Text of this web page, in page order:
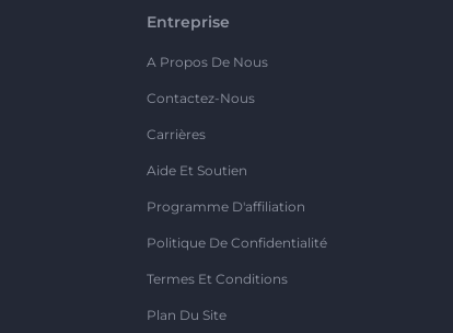
Entreprise
A Propos De Nous
Contactez-Nous
Carrières
Aide Et Soutien
Programme D'affiliation
Politique De Confidentialité
Termes Et Conditions
Plan Du Site